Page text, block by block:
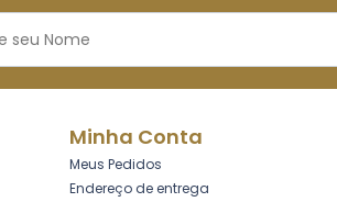
Minha Conta
Meus Pedidos
Endereço de entrega